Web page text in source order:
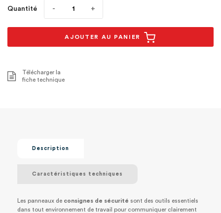
Quantité
AJOUTER AU PANIER
Télécharger la
fiche technique
Description
Caractéristiques techniques
Les panneaux de consignes de sécurité sont des outils essentiels
dans tout environnement de travail pour communiquer clairement